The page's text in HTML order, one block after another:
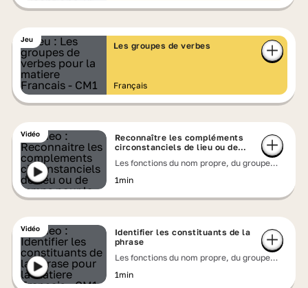
Vidéo
Reconnaître les compléments
circonstanciels de lieu ou de
Les fonctions du nom propre, du groupe
1min
Vidéo
Identifier les constituants de la
phrase
Les fonctions du nom propre, du groupe
1min
Jeu
Les groupes de verbes
Français